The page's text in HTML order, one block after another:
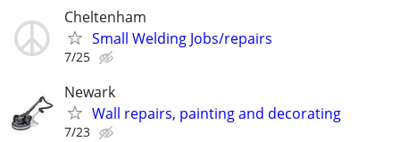
Cheltenham
Small Welding Jobs/repairs
7/25
Newark
Wall repairs, painting and decorating
7/23